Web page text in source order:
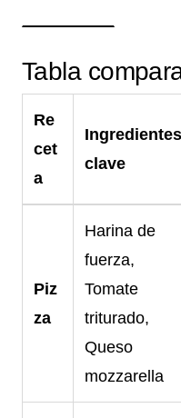
Tabla
Re
cet
a
Ingredientes
clave
Piz
za
Harina de
fuerza,
Tomate
triturado,
Queso
mozzarella